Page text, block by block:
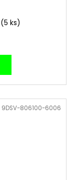
(5 ks)
9DSV-806100-6006